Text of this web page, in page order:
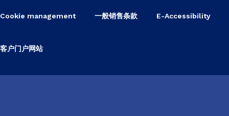
Cookie management 一般销售条款 E-Accessibility
客户门户网站